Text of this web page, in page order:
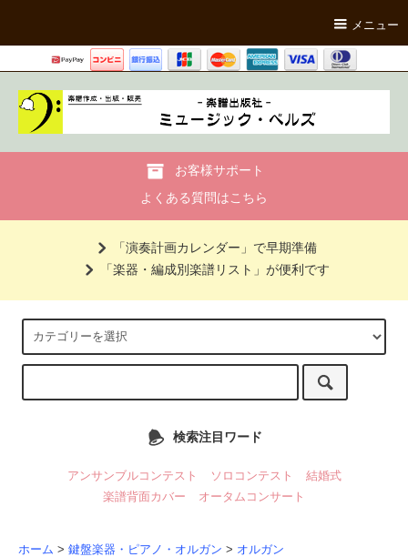
メニュー
お客様サポート
よくある質問はこちら
「演奏計画カレンダー」で早期準備
「楽器・編成別楽譜リスト」が便利です
検索注目ワード
アンサンブルコンテスト ソロコンテスト
結婚式
楽譜背面カバー
オータムコンサート
ホーム > 鍵盤楽器・ピアノ・オルガン > オルガン